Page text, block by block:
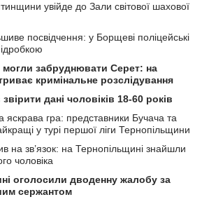
увійде до Зали світової шахової
посвідчення: у Борщеві поліцейські
могли забруднювати Серет: на
кримінальне розслідування
дані чоловіків 18-60 років
яскрава гра: представники Бучача та
у турі першої ліги Тернопільщини
на зв’язок: на Тернопільщині знайшли
чоловіка
оголосили дводенну жалобу за
сержантом